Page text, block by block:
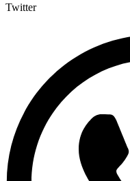
Twitter